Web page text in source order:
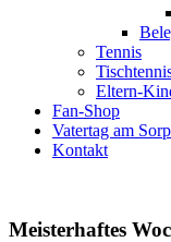
Tennis
Eltern-
Fan-Shop
Vatertag am
Kontakt
Meisterhaftes